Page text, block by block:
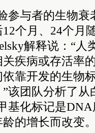
参与者的生物衰
个月、24个月
解释说：“人
疾病或存活率
靠开发的生物
该团队分析了从
基化标记是
的增长而改变